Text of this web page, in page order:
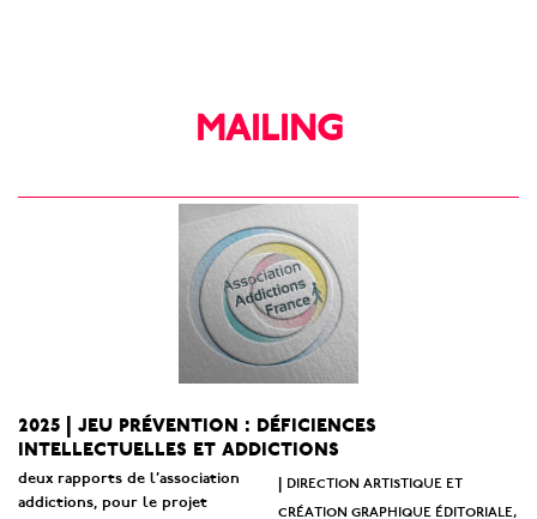
MAILING
2025 | jeu prévention : déficiences
intellectuelles et addictions
deux rapports de l’association
addictions, pour le projet
direction artistique et
création graphique éditoriale,